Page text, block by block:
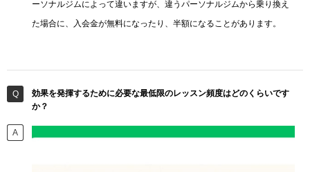
ーソナルジムによって違いますが、違うパーソナルジムから乗り換え
た場合に、入会金が無料になったり、半額になることがあります。
効果を発揮するために必要な最低限のレッスン頻度はどのくらいです
か？